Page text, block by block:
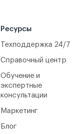
Ресурсы
Техподдержка 24/7
Справочный центр
Обучение и
экспертные
консультации
Маркетинг
Блог